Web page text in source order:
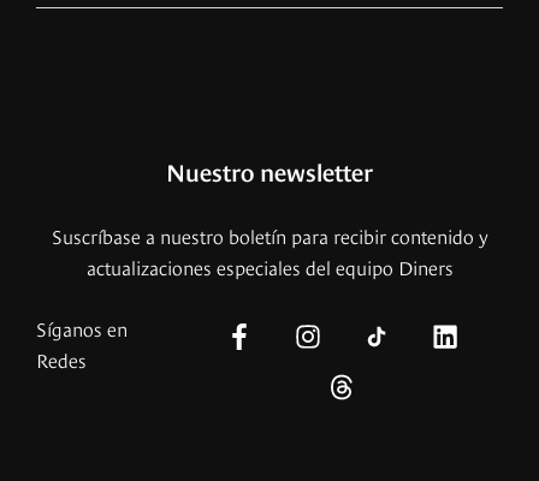
Nuestro newsletter
Suscríbase a nuestro boletín para recibir contenido y
actualizaciones especiales del equipo Diners
Síganos en
Redes